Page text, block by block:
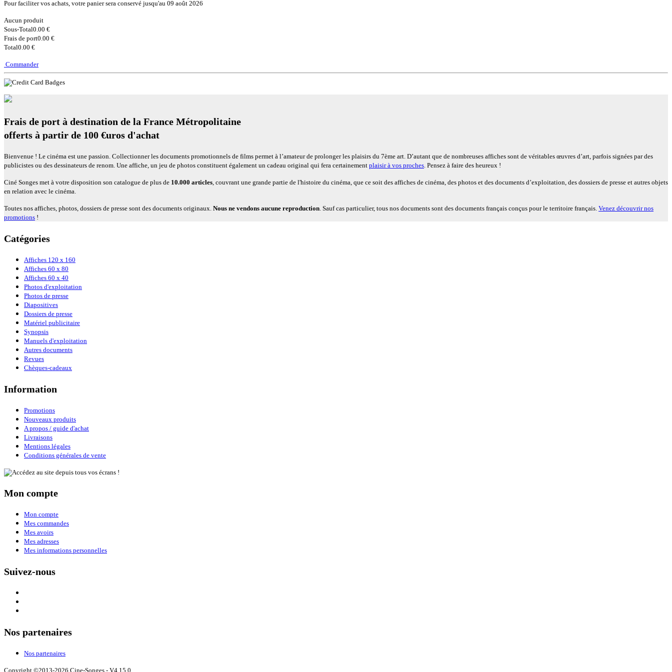
Pour faciliter vos achats, votre panier sera conservé jusqu'au 09 août 2026
Aucun produit
Sous-Total0.00 €
Frais de port0.00 €
Total0.00 €
Commander
Frais de port à destination de la France Métropolitaine
offerts à partir de 100 €uros d'achat
Bienvenue ! Le cinéma est une passion. Collectionner les documents promotionnels de films permet à l’amateur de prolonger les plaisirs du 7ème art. D’autant que de nombreuses affiches sont de véritables œuvres d’art, parfois signées par des
publicistes ou des dessinateurs de renom. Une affiche, un jeu de photos constituent également un cadeau original qui fera certainement plaisir à vos proches . Pensez à faire des heureux !
Ciné Songes met à votre disposition son catalogue de plus de 10.000 articles , couvrant une grande partie de l'histoire du cinéma, que ce soit des affiches de cinéma, des photos et des documents d’exploitation, des dossiers de presse et autres objets
en relation avec le cinéma.
Toutes nos affiches, photos, dossiers de presse sont des documents originaux. Nous ne vendons aucune reproduction . Sauf cas particulier, tous nos documents sont des documents français conçus pour le territoire français. Venez découvrir nos
promotions !
Catégories
Affiches 120 x 160
Affiches 60 x 80
Affiches 60 x 40
Photos d'exploitation
Photos de presse
Diapositives
Dossiers de presse
Matériel publicitaire
Synopsis
Manuels d'exploitation
Autres documents
Revues
Chèques-cadeaux
Information
Promotions
Nouveaux produits
A propos / guide d'achat
Livraisons
Mentions légales
Conditions générales de vente
Mon compte
Mon compte
Mes commandes
Mes avoirs
Mes adresses
Mes informations personnelles
Suivez-nous
Nos partenaires
Nos partenaires
Copyright ©2013-2026 Cine-Songes - V4.15.0